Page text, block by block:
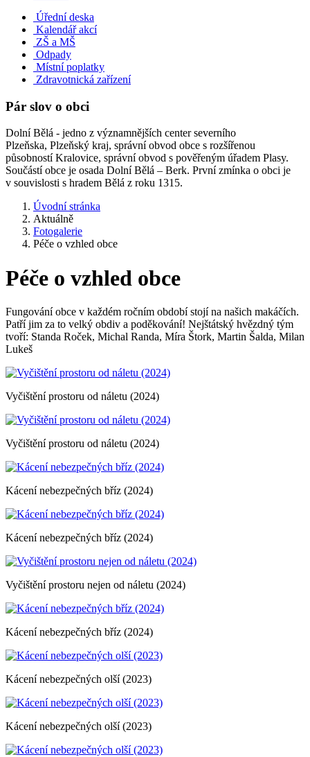
Úřední deska
Kalendář akcí
ZŠ a MŠ
Odpady
Místní poplatky
Zdravotnická zařízení
Pár slov o obci
Dolní Bělá - jedno z významnějších center severního
Plzeňska, Plzeňský kraj, správní obvod obce s rozšířenou
působností Kralovice, správní obvod s pověřeným úřadem Plasy.
Součástí obce je osada Dolní Bělá – Berk. První zmínka o obci je
v souvislosti s hradem Bělá z roku 1315.
Úvodní stránka
Aktuálně
Fotogalerie
Péče o vzhled obce
Péče o vzhled obce
Fungování obce v každém ročním období stojí na našich makáčích.
Patří jim za to velký obdiv a poděkování! Nejštátský hvězdný tým
tvoří: Standa Roček, Michal Randa, Míra Štork, Martin Šalda, Milan
Lukeš
Vyčištění prostoru od náletu (2024)
Vyčištění prostoru od náletu (2024)
Kácení nebezpečných bříz (2024)
Kácení nebezpečných bříz (2024)
Vyčištění prostoru nejen od náletu (2024)
Kácení nebezpečných bříz (2024)
Kácení nebezpečných olší (2023)
Kácení nebezpečných olší (2023)